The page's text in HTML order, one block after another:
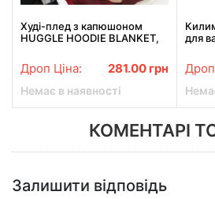
Худі-плед з капюшоном
HUGGLE HOODIE BLANKET,
Дроп Ціна: 281.00 грн
Немає в наявності
для
Дроп
КОМЕНТАРІ
Залишити відповідь